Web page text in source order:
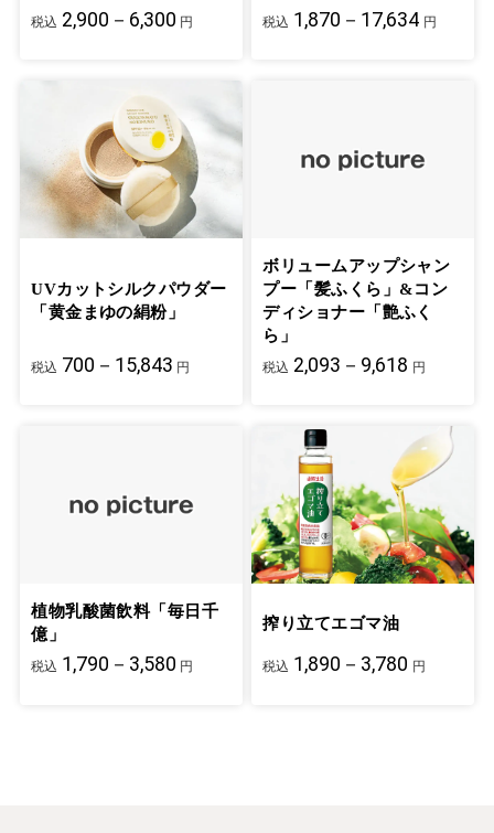
税込 2,900－6,300 円 税込 1,870－17,634 円
UVカットシルクパウダー
「黄金まゆの絹粉」
税込 700－15,843 円
ボリュームアップシャン
プー「髪ふくら」&コン
ディショナー「艶ふく
ら」
税込 2,093－9,618 円
植物乳酸菌飲料「毎日千
億」
税込 1,790－3,580 円
搾り立てエゴマ油
税込 1,890－3,780 円